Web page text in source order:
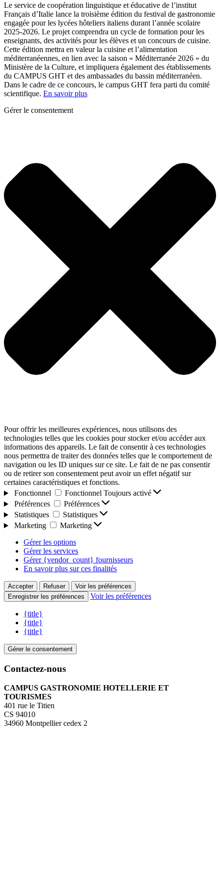
Le service de coopération linguistique et éducative de l’institut
Français d’Italie lance la troisième édition du festival de gastronomie
engagée pour les lycées hôteliers italiens durant l’année scolaire
2025-2026. Le projet comprendra un cycle de formation pour les
enseignants, des activités pour les élèves et un concours de cuisine.
Cette édition mettra en valeur la cuisine et l’alimentation
méditerranéennes, en lien avec la saison « Méditerranée 2026 » du
Ministère de la Culture, et impliquera également des établissements
du CAMPUS GHT et des ambassades du bassin méditerranéen.
Dans le cadre de ce concours, le campus GHT fera parti du comité
scientifique. En savoir plus
Gérer le consentement
Pour offrir les meilleures expériences, nous utilisons des
technologies telles que les cookies pour stocker et/ou accéder aux
informations des appareils. Le fait de consentir à ces technologies
nous permettra de traiter des données telles que le comportement de
navigation ou les ID uniques sur ce site. Le fait de ne pas consentir
ou de retirer son consentement peut avoir un effet négatif sur
certaines caractéristiques et fonctions.
Fonctionnel
Fonctionnel Toujours activé
Préférences
Préférences
Statistiques
Statistiques
Marketing
Marketing
Gérer les options
Gérer les services
Gérer {vendor_count} fournisseurs
En savoir plus sur ces finalités
Accepter Refuser
Voir les préférences
Enregistrer les préférences
Voir les préférences
{title}
{title}
{title}
Gérer le consentement
Contactez-nous
CAMPUS GASTRONOMIE HOTELLERIE ET
TOURISMES
401 rue le Titien
CS 94010
34960 Montpellier cedex 2